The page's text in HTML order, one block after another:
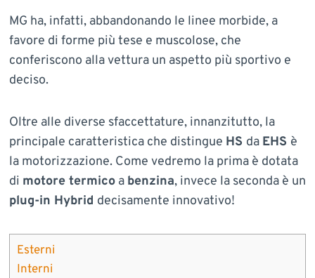
MG ha, infatti, abbandonando le linee morbide, a
favore di forme più tese e muscolose, che
conferiscono alla vettura un aspetto più sportivo e
deciso.
Oltre alle diverse sfaccettature, innanzitutto, la
principale caratteristica che distingue HS da EHS è
la motorizzazione. Come vedremo la prima è dotata
di motore termicoa benzina, invece la seconda è un
plug-in Hybrid decisamente innovativo!
Esterni
Interni